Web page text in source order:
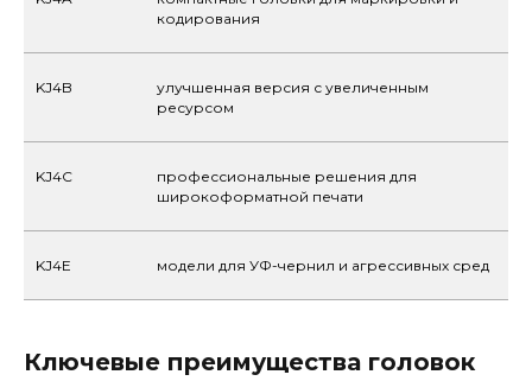
кодирования
KJ4B
улучшенная версия с увеличенным
ресурсом
KJ4C
профессиональные решения для
широкоформатной печати
KJ4E модели для УФ-чернил и агрессивных сред
Ключевые преимущества головок